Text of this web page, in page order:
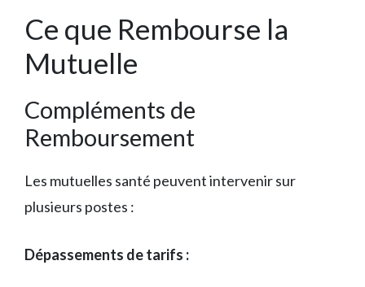
Ce que Rembourse la
Mutuelle
Compléments de
Remboursement
Les mutuelles santé peuvent intervenir sur
plusieurs postes :
Dépassements de tarifs :